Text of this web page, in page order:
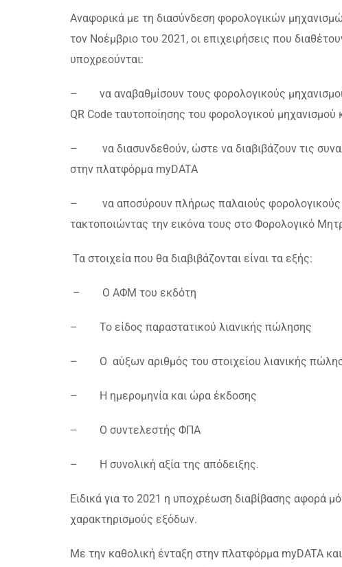
Αναφορικά με τη διασύνδεση φορολογικών
τον Νοέμβριο του 2021, οι επιχειρήσεις που
υποχρεούνται:
– να αναβαθμίσουν τους φορολογικούς
QR Code ταυτοποίησης του φορολογικού μηχανισμού
– να διασυνδεθούν, ώστε να διαβιβάζουν τις
στην πλατφόρμα myDATA
– να αποσύρουν πλήρως παλαιούς φορολογικούς
τακτοποιώντας την εικόνα τους στο Φορολογικό
Τα στοιχεία που θα διαβιβάζονται είναι τα εξής:
– Ο ΑΦΜ του εκδότη
– Το είδος παραστατικού λιανικής πώλησης
– Ο αύξων αριθμός του στοιχείου λιανικής
– Η ημερομηνία και ώρα έκδοσης
– Ο συντελεστής ΦΠΑ
– Η συνολική αξία της απόδειξης.
Ειδικά για το 2021 η υποχρέωση διαβίβασης αφορά
χαρακτηρισμούς εξόδων.
Με την καθολική ένταξη στην πλατφόρμα myDATA